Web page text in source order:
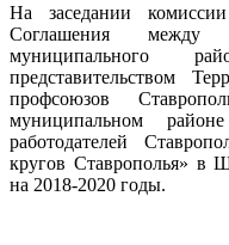
На заседании
Соглашения между
муниципального
представительством
профсоюзов
муниципальном
работодателей
кругов Ставрополья» в
на 2018-2020 годы.